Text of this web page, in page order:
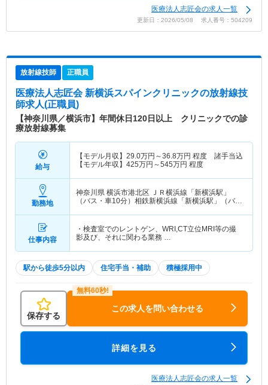
医療法人志匠会の求人一覧
更新日：2026/05/08 求人番号：504209
放射線技師 正職員
医療法人志匠会 新横浜スパインクリニックの放射線技
師求人(正職員)
【神奈川県／横浜市】年間休日120日以上 クリニックでの診
療放射線募集
給与
【モデル月収】 29.0万円～36.8万円 程度 諸手当込
【モデル年収】 425万円～545万円 程度
勤務地
神奈川県 横浜市港北区 ＪＲ横浜線「新横浜駅」
（バス・車10分）相鉄新横浜線「新横浜駅」（バ
仕事内容
・検査室でのレントゲン、WRI,CT立位MRI等の撮
影及び、それに関わる業務 …
駅から徒歩5分以内 住宅手当・補助 積極採用中
保存する
この求人を問い合わせる
詳細を見る
医療法人志匠会の求人一覧